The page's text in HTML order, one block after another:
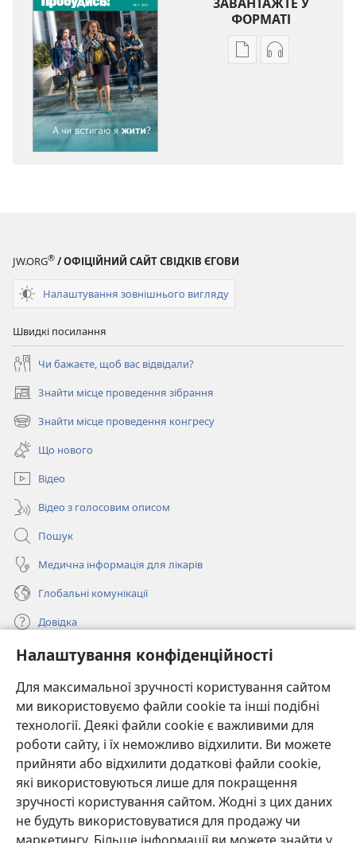
Налаштування конфіденційності
Для максимальної зручності користування сайтом
ми використовуємо файли cookie та інші подібні
технології. Деякі файли cookie є важливими для
роботи сайту, і їх неможливо відхилити. Ви можете
прийняти або відхилити додаткові файли cookie,
які використовуються лише для покращення
зручності користування сайтом. Жодні з цих даних
не будуть використовуватися для продажу чи
ФОРМАТІ
ПараметриПараметри
JW.ORG® / ОФІЦІЙНИЙ САЙТ СВІДКІВ ЄГОВИ
Налаштування зовнішнього вигляду
Швидкі посилання
Чи бажаєте, щоб вас відвідали?
Знайти місце проведення зібрання
(відкривається
у
новому
вікні)
Знайти місце проведення конгресу
(відкривається
новому
вікні)
Що нового
Відео
Відео з голосовим описом
Пошук
Медична інформація для лікарів
Глобальні комунікації
Довідка
Пожертви
(відкривається
у
новому
вікні)
ОНЛАЙН-БІБЛІОТЕКА Товариства «Вартова башта»™
(відкривається
у
новому
вікні)
JW Hub ®
(відкривається
у
новомуJW Library
Watchtower Library